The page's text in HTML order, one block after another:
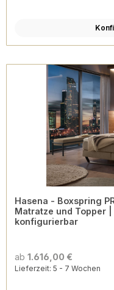
Hasena - Boxspring PRONTO Ambra | inkl.
Matratze und Topper
konfigurierbar
ab 1.616,00 €
Lieferzeit: 5 - 7 Wochen